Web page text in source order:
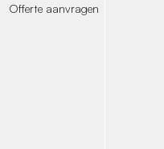
Offerte aanvragen